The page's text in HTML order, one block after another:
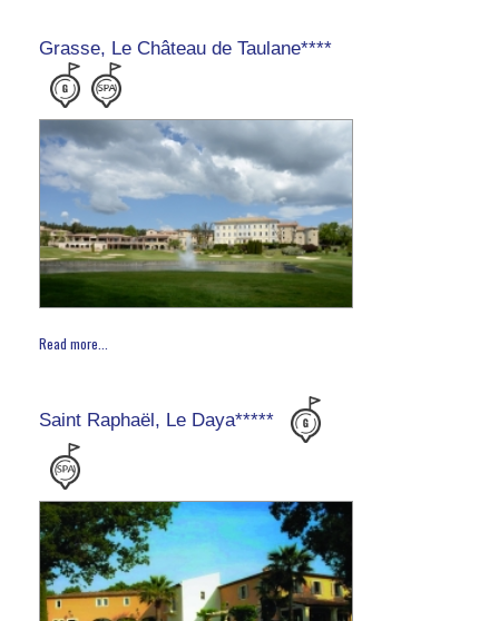
Grasse, Le Château de Taulane****
Read more...
Saint Raphaël, Le Daya*****